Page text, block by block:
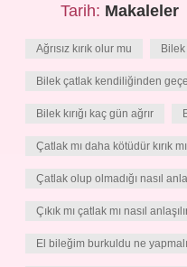
Tarih: Makaleler
Ağrısız kırık olur mu Bilek
Bilek çatlak kendiliğinden
Bilek kırığı kaç gün ağrır
Çatlak mı daha kötüdür kırık mı
Çatlak olup olmadığı nasıl
Çıkık mı çatlak mı nasıl
El bileğim burkuldu ne